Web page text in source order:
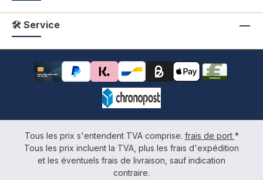
🛠 Service
Tous les prix s'entendent TVA comprise. frais de port *
Tous les prix incluent la TVA, plus les frais d'expédition
et les éventuels frais de livraison, sauf indication
contraire.